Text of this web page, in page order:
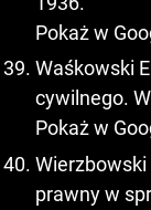
Pokaż w
Waśkowski
cywilnego.
Pokaż w
prawny w